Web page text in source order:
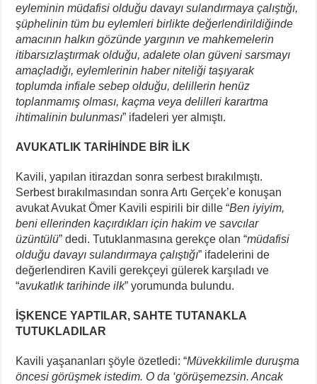
eyleminin müdafisi olduğu davayı sulandırmaya çalıştığı,
şüphelinin tüm bu eylemleri birlikte değerlendirildiğinde
amacının halkın gözünde yargının ve mahkemelerin
itibarsızlaştırmak olduğu, adalete olan güveni sarsmayı
amaçladığı, eylemlerinin haber niteliği taşıyarak
toplumda infiale sebep olduğu, delillerin henüz
toplanmamış olması, kaçma veya delilleri karartma
ihtimalinin bulunması” ifadeleri yer almıştı.
AVUKATLIK TARİHİNDE BİR İLK
Kavili, yapılan itirazdan sonra serbest bırakılmıştı.
Serbest bırakılmasından sonra Artı Gerçek’e konuşan
avukat Avukat Ömer Kavili espirili bir dille “Ben iyiyim,
beni ellerinden kaçırdıkları için hakim ve savcılar
üzüntülü” dedi. Tutuklanmasına gerekçe olan “müdafisi
olduğu davayı sulandırmaya çalıştığı” ifadelerini de
değerlendiren Kavili gerekçeyi gülerek karşıladı ve
“avukatlık tarihinde ilk” yorumunda bulundu.
İŞKENCE YAPTILAR, SAHTE TUTANAKLA
TUTUKLADILAR
Kavili yaşananları şöyle özetledi: “Müvekkilimle duruşma
öncesi görüşmek istedim. O da ‘görüşemezsin. Ancak